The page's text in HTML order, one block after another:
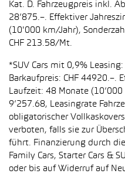
Kat. D. Fahrzeugpreis inkl.
28’875.–. Effektiver
(10'000 km/Jahr),
CHF 213.58/Mt.
*SUV Cars mit 0,9%
Barkaufpreis: CHF 44920.–.
Laufzeit: 48 Monate
9’257.68, Leasingrate
obligatorischer
verboten, falls sie zur
führt. Finanzierung durch
Family Cars, Starter Cars &
oder bis auf Widerruf auf